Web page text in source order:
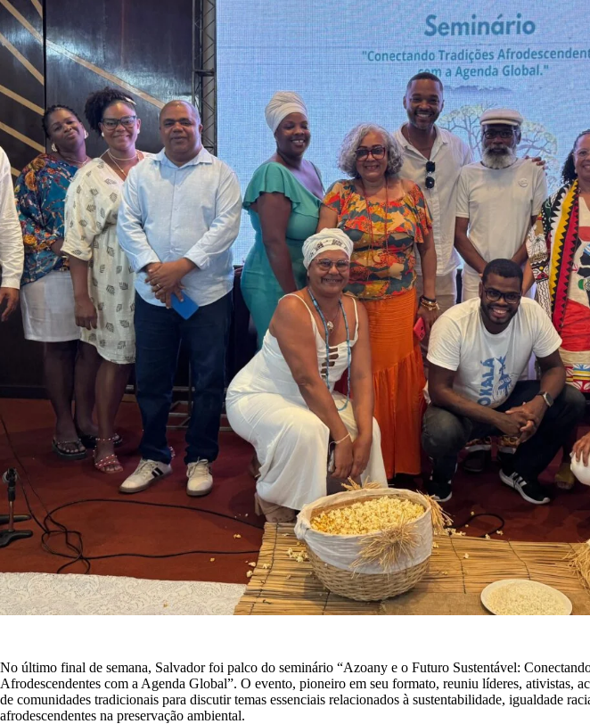
No último final de semana, Salvador foi palco do seminário “Azoany e o Futuro Sustentável:
Afrodescendentes com a Agenda Global”. O evento, pioneiro em seu formato, reuniu líderes, ativistas,
de comunidades tradicionais para discutir temas essenciais relacionados à sustentabilidade, igualdade
afrodescendentes na preservação ambiental.